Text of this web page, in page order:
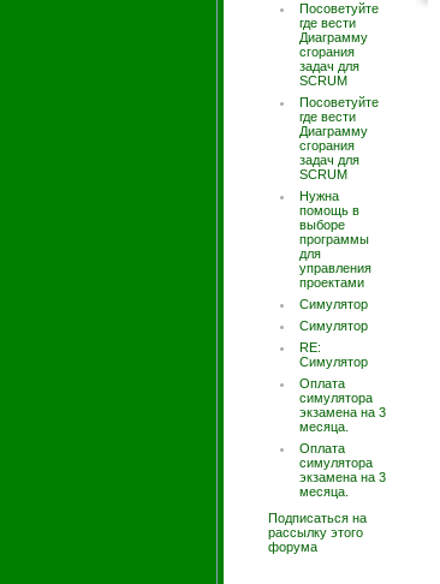
Посоветуйте
где вести
Диаграмму
сгорания
задач для
SCRUM
Посоветуйте
где вести
Диаграмму
сгорания
задач для
SCRUM
Нужна
помощь в
выборе
программы
для
управления
проектами
Симулятор
Симулятор
RE:
Симулятор
Оплата
симулятора
экзамена на 3
месяца.
Оплата
симулятора
экзамена на 3
месяца.
Подписаться на
рассылку этого
форума